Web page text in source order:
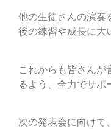
他の生徒さんの演奏
後の練習や成長に大
これからも皆さんが
るよう、全力でサポ
次の発表会に向けて